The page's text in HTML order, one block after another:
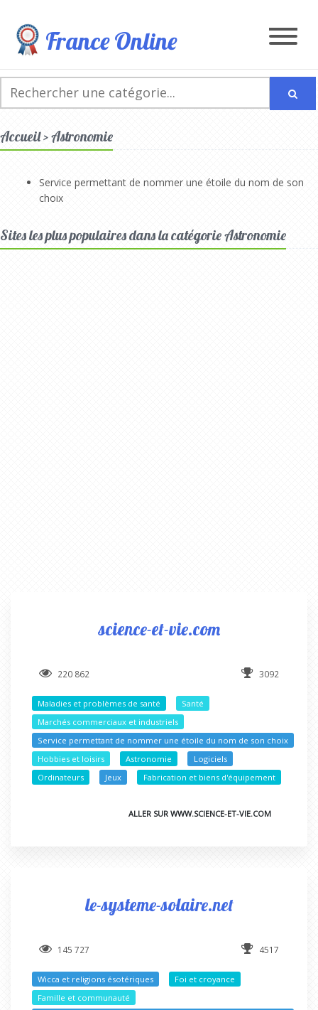
France Online
Accueil > Astronomie
Service permettant de nommer une étoile du nom de son
choix
Sites les plus populaires dans la catégorie Astronomie
science-et-vie.com
220 862 3092
Maladies et problèmes de santé
Santé
Marchés commerciaux et industriels
Service permettant de nommer une étoile du nom de son choix
Hobbies et loisirs
Astronomie
Logiciels
Ordinateurs
Jeux Fabrication et biens d'équipement
ALLER SUR WWW.SCIENCE-ET-VIE.COM
le-systeme-solaire.net
145 727 4517
Wicca et religions ésotériques
Foi et croyance
Famille et communauté